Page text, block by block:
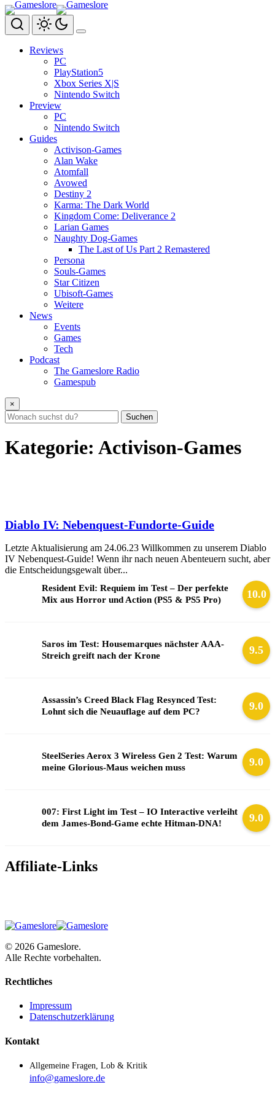
Zum
Inhalt
springen
Reviews
PC
PlayStation5
Xbox Series X|S
Nintendo Switch
Preview
PC
Nintendo Switch
Guides
Activison-Games
Alan Wake
Atomfall
Avowed
Destiny 2
Karma: The Dark World
Kingdom Come: Deliverance 2
Larian Games
Naughty Dog-Games
The Last of Us Part 2 Remastered
Persona
Souls-Games
Star Citizen
Ubisoft-Games
Weitere
News
Events
Games
Tech
Podcast
The Gameslore Radio
Gamespub
×
Suchen
Kategorie: Activison-Games
Diablo IV: Nebenquest-Fundorte-Guide
Letzte Aktualisierung am 24.06.23 Willkommen zu unserem Diablo
IV Nebenquest-Guide! Wenn ihr nach neuen Abenteuern sucht, aber
die Entscheidungsgewalt über...
Resident Evil: Requiem im Test – Der perfekte
Mix aus Horror und Action (PS5 & PS5 Pro)
10.0
Saros im Test: Housemarques nächster AAA-
Streich greift nach der Krone
9.5
Assassin’s Creed Black Flag Resynced Test:
Lohnt sich die Neuauflage auf dem PC?
9.0
SteelSeries Aerox 3 Wireless Gen 2 Test: Warum
meine Glorious-Maus weichen muss
9.0
007: First Light im Test – IO Interactive verleiht
dem James-Bond-Game echte Hitman-DNA!
9.0
Affiliate-Links
© 2026 Gameslore.
Alle Rechte vorbehalten.
Rechtliches
Impressum
Datenschutzerklärung
Kontakt
Allgemeine Fragen, Lob & Kritik
info@gameslore.de